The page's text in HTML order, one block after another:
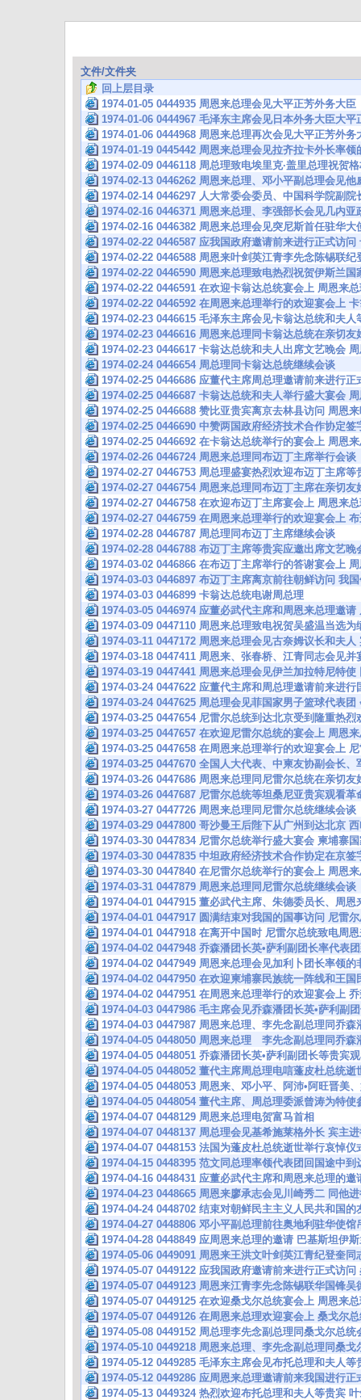
文件/文件夹
回上层目录
1974-01-05 0444935 周恩来总理会见大平正芳外务大臣
1974-01-06 0444967 毛泽东主席会见日本外务大臣大
1974-01-06 0444968 周恩来总理再次会见大平正芳外
1974-01-19 0445442 周恩来总理会见拉齐拉卡外长率
1974-02-09 0446118 周总理致电埃里克·盖里总理祝贺
1974-02-13 0446262 周恩来总理、邓小平副总理会见
1974-02-14 0446297 人大常委会委员、中国科学院副
1974-02-16 0446371 周恩来总理、李强部长会见几内
1974-02-16 0446382 周恩来总理会见突尼斯首任驻华大
1974-02-22 0446587 应我国政府邀请前来进行正式访
1974-02-22 0446588 周恩来叶剑英江青李先念陈锡联
1974-02-22 0446590 周恩来总理致电热烈祝贺伊斯兰国
1974-02-22 0446591 在欢迎卡翁达总统宴会上 周恩来
1974-02-22 0446592 在周恩来总理举行的欢迎宴会上
1974-02-23 0446615 毛泽东主席会见卡翁达总统和夫
1974-02-23 0446616 周恩来总理同卡翁达总统在亲切友
1974-02-23 0446617 卡翁达总统和夫人出席文艺晚会
1974-02-24 0446654 周总理同卡翁达总统继续会谈
1974-02-25 0446686 应董代主席周总理邀请前来进行
1974-02-25 0446687 卡翁达总统和夫人举行盛大宴会
1974-02-25 0446688 赞比亚贵宾离京去林县访问 周恩
1974-02-25 0446690 中赞两国政府经济技术合作协定
1974-02-25 0446692 在卡翁达总统举行的宴会上 周恩
1974-02-26 0446724 周恩来总理同布迈丁主席举行会谈
1974-02-27 0446753 周总理盛宴热烈欢迎布迈丁主席
1974-02-27 0446754 周恩来总理同布迈丁主席在亲切友
1974-02-27 0446758 在欢迎布迈丁主席宴会上 周恩来
1974-02-27 0446759 在周恩来总理举行的欢迎宴会上
1974-02-28 0446787 周总理同布迈丁主席继续会谈
1974-02-28 0446788 布迈丁主席等贵宾应邀出席文艺
1974-03-02 0446866 在布迈丁主席举行的答谢宴会上
1974-03-03 0446897 布迈丁主席离京前往朝鲜访问 我
1974-03-03 0446899 卡翁达总统电谢周总理
1974-03-05 0446974 应董必武代主席和周恩来总理邀
1974-03-09 0447110 周恩来总理致电祝贺吴盛温当选为
1974-03-11 0447172 周恩来总理会见古奈姆议长和夫
1974-03-18 0447411 周恩来、张春桥、江青同志会见
1974-03-19 0447441 周恩来总理会见伊兰加拉特尼特
1974-03-24 0447622 应董代主席和周总理邀请前来进
1974-03-24 0447625 周总理会见菲国家男子篮球代表
1974-03-25 0447654 尼雷尔总统到达北京受到隆重热
1974-03-25 0447657 在欢迎尼雷尔总统的宴会上 周恩
1974-03-25 0447658 在周恩来总理举行的欢迎宴会上
1974-03-25 0447670 全国人大代表、中柬友协副会长
1974-03-26 0447686 周恩来总理同尼雷尔总统在亲切友
1974-03-26 0447687 尼雷尔总统等坦桑尼亚贵宾观看
1974-03-27 0447726 周恩来总理同尼雷尔总统继续会谈
1974-03-29 0447800 哥沙曼王后陛下从广州到达北京
1974-03-30 0447834 尼雷尔总统举行盛大宴会 柬埔寨
1974-03-30 0447835 中坦政府经济技术合作协定在京
1974-03-30 0447840 在尼雷尔总统举行的宴会上 周恩
1974-03-31 0447879 周恩来总理同尼雷尔总统继续会谈
1974-04-01 0447915 董必武代主席、朱德委员长、周
1974-04-01 0447917 圆满结束对我国的国事访问 尼雷
1974-04-01 0447918 在离开中国时 尼雷尔总统致电周
1974-04-02 0447948 乔森潘团长英•萨利副团长率代表
1974-04-02 0447949 周恩来总理会见加利卜团长率领
1974-04-02 0447950 在欢迎柬埔寨民族统一阵线和王
1974-04-02 0447951 在周恩来总理举行的欢迎宴会上
1974-04-03 0447986 毛主席会见乔森潘团长英•萨利副
1974-04-03 0447987 周恩来总理、李先念副总理同乔
1974-04-05 0448050 周恩来总理 李先念副总理同乔森
1974-04-05 0448051 乔森潘团长英•萨利副团长等贵宾
1974-04-05 0448052 董代主席周总理电唁蓬皮杜总统
1974-04-05 0448053 周恩来、邓小平、阿沛•阿旺晋美
1974-04-05 0448054 董代主席、周总理委派曾涛为特
1974-04-07 0448129 周恩来总理电贺富马首相
1974-04-07 0448137 周总理会见基希施莱格外长 宾主
1974-04-07 0448153 法国为蓬皮杜总统逝世举行哀悼
1974-04-15 0448395 范文同总理率领代表团回国途中
1974-04-16 0448431 应董必武代主席和周恩来总理的
1974-04-23 0448665 周恩来廖承志会见川崎秀二 同他
1974-04-24 0448702 结束对朝鲜民主主义人民共和国
1974-04-27 0448806 邓小平副总理前往奥地利驻华使
1974-04-28 0448849 应周恩来总理的邀请 巴基斯坦伊
1974-05-06 0449091 周恩来王洪文叶剑英江青纪登奎
1974-05-07 0449122 应我国政府邀请前来进行正式访
1974-05-07 0449123 周恩来江青李先念陈锡联华国锋
1974-05-07 0449125 在欢迎桑戈尔总统宴会上 周恩来
1974-05-07 0449126 在周恩来总理欢迎宴会上 桑戈尔
1974-05-08 0449152 周总理李先念副总理同桑戈尔总
1974-05-10 0449218 周恩来总理、李先念副总理同桑戈
1974-05-12 0449285 毛泽东主席会见布托总理和夫人
1974-05-12 0449286 应周恩来总理邀请前来我国进行
1974-05-13 0449324 热烈欢迎布托总理和夫人等贵宾